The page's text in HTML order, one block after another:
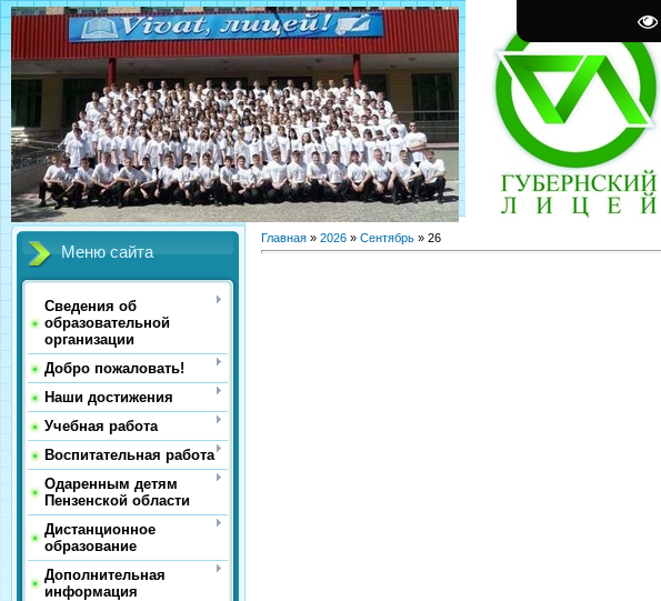
Меню сайта
Сведения об
образовательной
организации
Добро пожаловать!
Наши достижения
Учебная работа
Воспитательная работа
Одаренным детям
Пензенской области
Дистанционное
образование
Дополнительная
информация
Главная » 2026 » Сентябрь » 26